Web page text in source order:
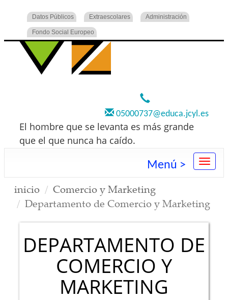
Datos Públicos Extraescolares Administración
Fondo Social Europeo
05000737@educa.jcyl.es
El hombre que se levanta es más grande
que el que nunca ha caído.
Menú >
inicio
Comercio y Marketing
Departamento de Comercio y Marketing
DEPARTAMENTO DE
COMERCIO Y
MARKETING